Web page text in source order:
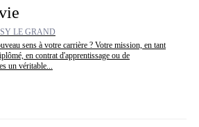
LE GRAND
sens à votre carrière ? Votre mission, en tant
en contrat d'apprentissage ou de
un véritable...